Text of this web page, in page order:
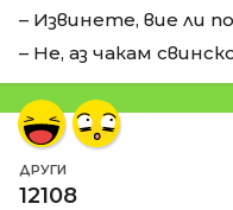
– Извинете, вие ли
– Не, аз чакам
ДРУГИ
12108